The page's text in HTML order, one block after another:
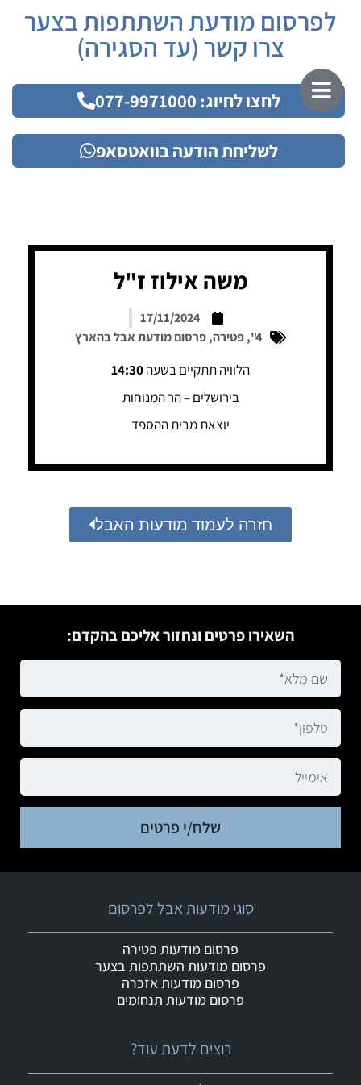
לפרסום מודעת השתתפות בצער
צרו קשר (עד הסגירה)
לחצו לחיוג: 077-9971000
לשליחת הודעה בוואטסאפ
משה אילוז ז"ל
17/11/2024
4"
,פטירה,פרסום מודעת אבל בהארץ
הלוויה תתקיים בשעה14:30
בירושלים – הר המנוחות
יוצאת מבית ההספד
חזרה לעמוד מודעות האבל
השאירו פרטים ונחזור אליכם בהקדם:
שלח/י פרטים
רוצים לדעת עוד?
סוגי מודעות אבל לפרסום
פרסום מודעות פטירה
פרסום מודעות השתתפות בצער
פרסום מודעות אזכרה
פרסום מודעות תנחומים